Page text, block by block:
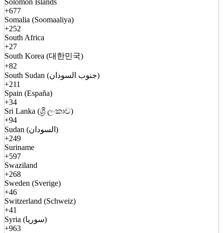
Solomon Islands
+677
Somalia (Soomaaliya)
+252
South Africa
+27
South Korea (대한민국)
+82
South Sudan (جنوب السودان)
+211
Spain (España)
+34
Sri Lanka (ශ්‍රී ලංකාව)
+94
Sudan (السودان)
+249
Suriname
+597
Swaziland
+268
Sweden (Sverige)
+46
Switzerland (Schweiz)
+41
Syria (سوريا)
+963